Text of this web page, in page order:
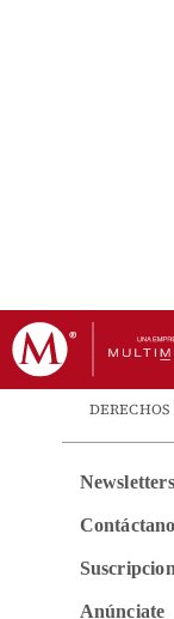
Newsletters
Anúnciate